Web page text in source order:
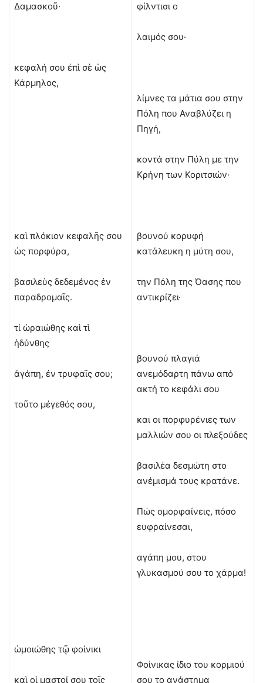
Δαμασκοῦ·
κεφαλή σου ἐπὶ σὲ ὡς
Κάρμηλος,
καὶ πλόκιον κεφαλῆς σου
ὡς πορφύρα,
βασιλεὺς δεδεμένος ἐν
παραδρομαῖς.
τί ὡραιώθης καὶ τὶ
ἡδύνθης
ἀγάπη, ἐν τρυφαῖς σου;
τοῦτο μέγεθός σου,
ὡμοιώθης τῷ φοίνικι
καὶ οἱ μαστοί σου τοῖς
φίλντισι ο
λαιμός σου·
λίμνες τα μάτια σου στην
Πόλη που Αναβλύζει η
Πηγή,
κοντά στην Πύλη με την
Κρήνη των Κοριτσιών·
βουνού κορυφή
κατάλευκη η μύτη σου,
την Πόλη της Όασης που
αντικρίζει·
βουνού πλαγιά
ανεμόδαρτη πάνω από
ακτή το κεφάλι σου
και οι πορφυρένιες των
μαλλιών σου οι πλεξούδες
βασιλέα δεσμώτη στο
ανέμισμά τους κρατάνε.
Πώς ομορφαίνεις, πόσο
ευφραίνεσαι,
αγάπη μου, στου
γλυκασμού σου το χάρμα!
Φοίνικας ίδιο του κορμιού
σου το ανάστημα